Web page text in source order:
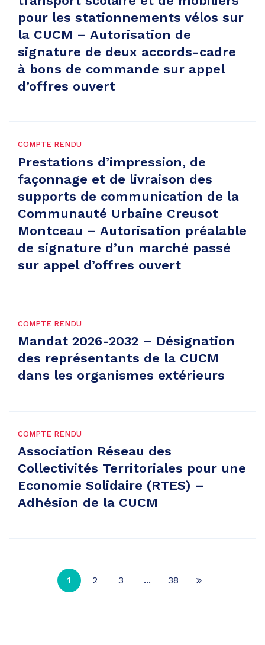
pour les stationnements vélos sur
la CUCM – Autorisation de
signature de deux accords-cadre
à bons de commande sur appel
d’offres ouvert
COMPTE RENDU
Prestations d’impression, de
façonnage et de livraison des
supports de communication de la
Communauté Urbaine Creusot
Montceau – Autorisation préalable
de signature d’un marché passé
sur appel d’offres ouvert
COMPTE RENDU
Mandat 2026-2032 – Désignation
des représentants de la CUCM
dans les organismes extérieurs
COMPTE RENDU
Association Réseau des
Collectivités Territoriales pour une
Economie Solidaire (RTES) –
Adhésion de la CUCM
1 2 3 ... 38
Page